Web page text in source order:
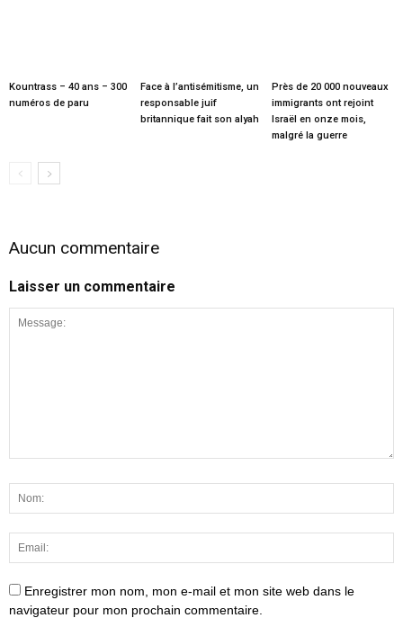
Kountrass – 40 ans – 300
numéros de paru
Face à l’antisémitisme, un
responsable juif
britannique fait son alyah
Près de 20 000 nouveaux
immigrants ont rejoint
Israël en onze mois,
malgré la guerre
Aucun commentaire
Laisser un commentaire
Enregistrer mon nom, mon e-mail et mon site web dans le
navigateur pour mon prochain commentaire.